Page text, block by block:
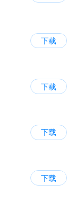
下载
下载
下载
下载